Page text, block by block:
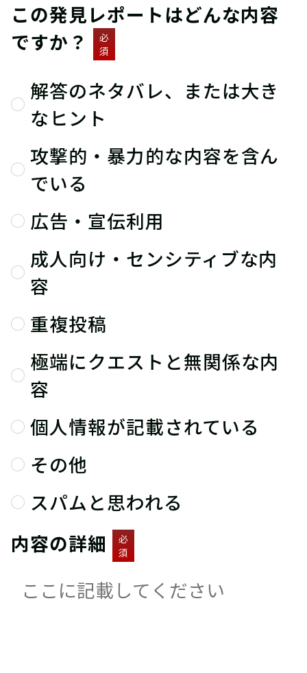
この発見レポートはどんな内容
ですか？
必
須
解答のネタバレ、または大き
なヒント
攻撃的・暴力的な内容を含ん
でいる
広告・宣伝利用
成人向け・センシティブな内
容
重複投稿
極端にクエストと無関係な内
容
個人情報が記載されている
その他
スパムと思われる
内容の詳細
必
須